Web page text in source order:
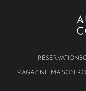
RÉSERVATION
MAGAZINE MAISON